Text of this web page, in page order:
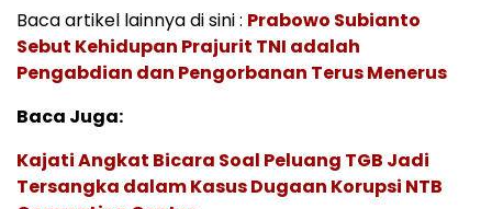
Baca artikel lainnya di sini : Prabowo Subianto
Sebut Kehidupan Prajurit TNI adalah
Pengabdian dan Pengorbanan Terus Menerus
Baca Juga:
Kajati Angkat Bicara Soal Peluang TGB Jadi
Tersangka dalam Kasus Dugaan Korupsi NTB